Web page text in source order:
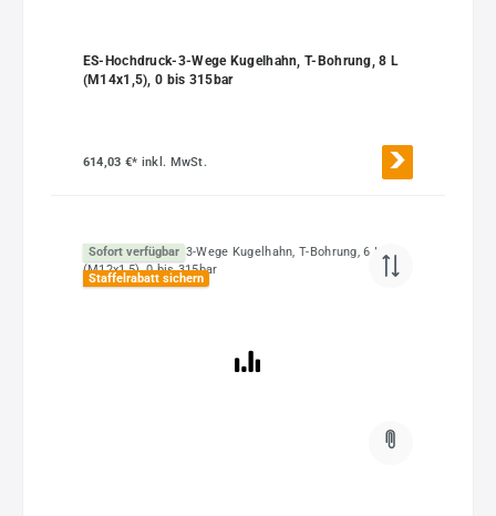
ES-Hochdruck-3-Wege Kugelhahn, T-Bohrung, 8 L
(M14x1,5), 0 bis 315bar
614,03 €* inkl. MwSt.
Sofort verfügbar
Staffelrabatt sichern